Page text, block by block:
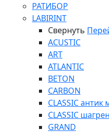
РАТИБОР
LABIRINT
Свернуть
ACUSTIC
ART
ATLANTIC
BETON
CARBON
CLASSIC
CLASSIC
GRAND